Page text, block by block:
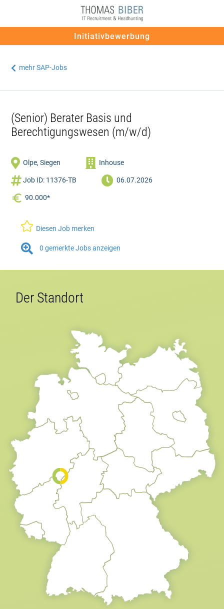
Initiativbewerbung
 mehr SAP-Jobs
(Senior) Berater Basis und
Berechtigungswesen (m/w/d)
 Olpe, Siegen  Inhouse
Job ID: 11376-TB  06.07.2026
90.000*
 Diesen Job merken
 0 gemerkte Jobs anzeigen
Der Standort